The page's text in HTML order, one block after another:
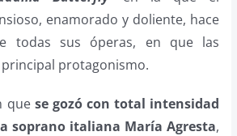
enamorado y doliente, hace
todas sus óperas, en que las
protagonismo.
que se gozó con total intensidad
soprano italiana María Agresta,